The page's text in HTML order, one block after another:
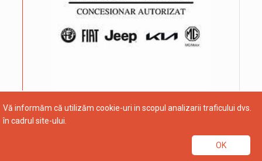
Vă informăm că utilizăm cookie-uri in scopul analizarii traficului dvs.
în cadrul site-ului.
OK